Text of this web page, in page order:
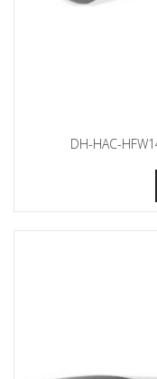
DH-HAC-